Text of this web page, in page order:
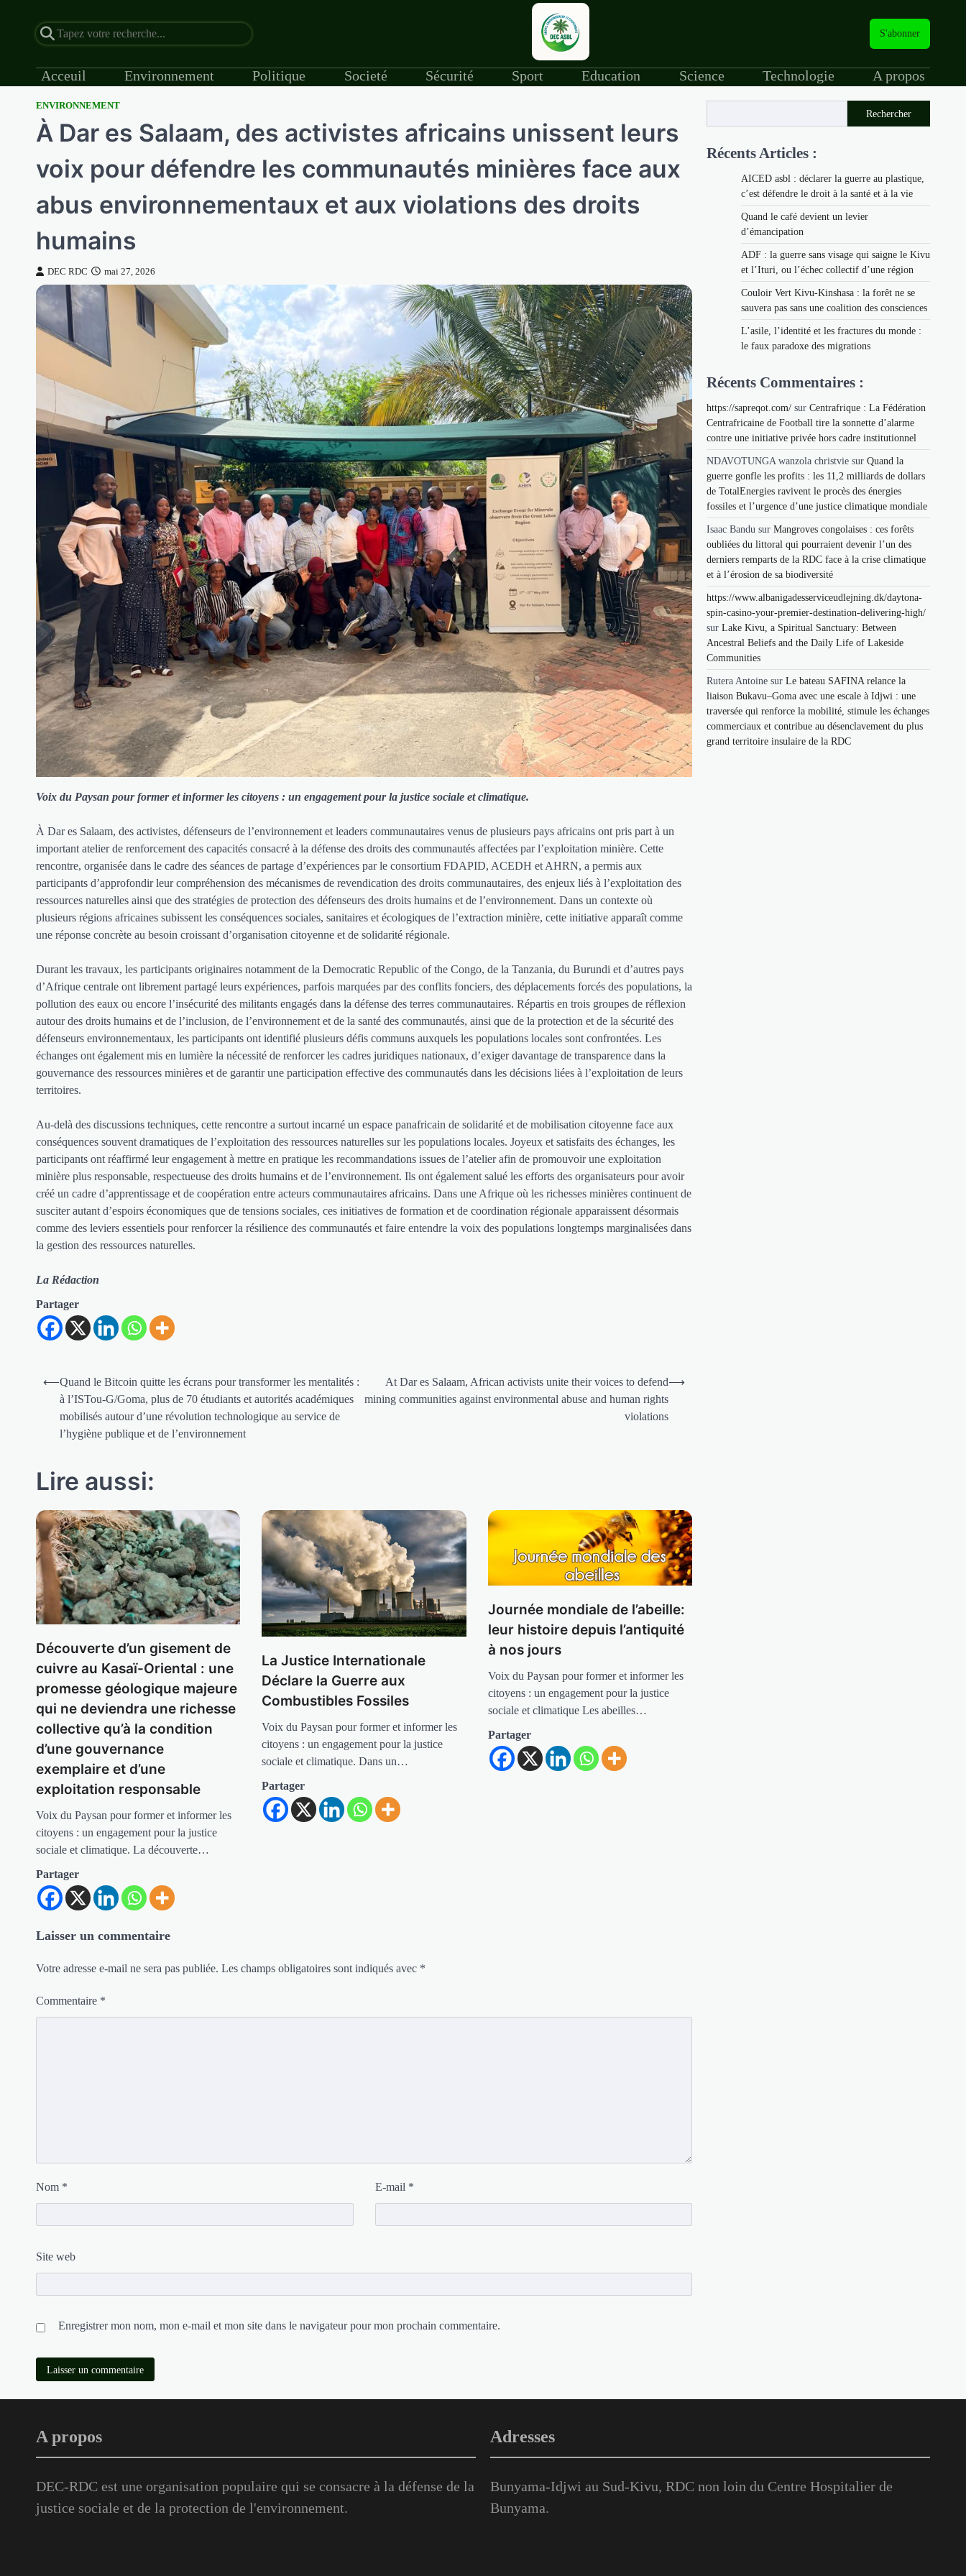
S'abonner
Acceuil Environnement Politique Societé Sécurité Sport Education Science Technologie A propos
ENVIRONNEMENT
À Dar es Salaam, des activistes africains unissent leurs
voix pour défendre les communautés minières face aux
abus environnementaux et aux violations des droits
humains
DEC RDC mai 27, 2026
Voix du Paysan pour former et informer les citoyens : un engagement pour la justice sociale et climatique.
À Dar es Salaam, des activistes, défenseurs de l’environnement et leaders communautaires venus de plusieurs pays africains ont pris part à un
important atelier de renforcement des capacités consacré à la défense des droits des communautés affectées par l’exploitation minière. Cette
rencontre, organisée dans le cadre des séances de partage d’expériences par le consortium FDAPID, ACEDH et AHRN, a permis aux
participants d’approfondir leur compréhension des mécanismes de revendication des droits communautaires, des enjeux liés à l’exploitation des
ressources naturelles ainsi que des stratégies de protection des défenseurs des droits humains et de l’environnement. Dans un contexte où
plusieurs régions africaines subissent les conséquences sociales, sanitaires et écologiques de l’extraction minière, cette initiative apparaît comme
une réponse concrète au besoin croissant d’organisation citoyenne et de solidarité régionale.
Durant les travaux, les participants originaires notamment de la Democratic Republic of the Congo, de la Tanzania, du Burundi et d’autres pays
d’Afrique centrale ont librement partagé leurs expériences, parfois marquées par des conflits fonciers, des déplacements forcés des populations, la
pollution des eaux ou encore l’insécurité des militants engagés dans la défense des terres communautaires. Répartis en trois groupes de réflexion
autour des droits humains et de l’inclusion, de l’environnement et de la santé des communautés, ainsi que de la protection et de la sécurité des
défenseurs environnementaux, les participants ont identifié plusieurs défis communs auxquels les populations locales sont confrontées. Les
échanges ont également mis en lumière la nécessité de renforcer les cadres juridiques nationaux, d’exiger davantage de transparence dans la
gouvernance des ressources minières et de garantir une participation effective des communautés dans les décisions liées à l’exploitation de leurs
territoires.
Au-delà des discussions techniques, cette rencontre a surtout incarné un espace panafricain de solidarité et de mobilisation citoyenne face aux
conséquences souvent dramatiques de l’exploitation des ressources naturelles sur les populations locales. Joyeux et satisfaits des échanges, les
participants ont réaffirmé leur engagement à mettre en pratique les recommandations issues de l’atelier afin de promouvoir une exploitation
minière plus responsable, respectueuse des droits humains et de l’environnement. Ils ont également salué les efforts des organisateurs pour avoir
créé un cadre d’apprentissage et de coopération entre acteurs communautaires africains. Dans une Afrique où les richesses minières continuent de
susciter autant d’espoirs économiques que de tensions sociales, ces initiatives de formation et de coordination régionale apparaissent désormais
comme des leviers essentiels pour renforcer la résilience des communautés et faire entendre la voix des populations longtemps marginalisées dans
la gestion des ressources naturelles.
La Rédaction
Partager
Navigation
l’article
⟵Quand le Bitcoin quitte les écrans pour transformer les mentalités :
à l’ISTou-G/Goma, plus de 70 étudiants et autorités académiques
mobilisés autour d’une révolution technologique au service de
l’hygiène publique et de l’environnement
At Dar es Salaam, African activists unite their voices to defend
mining communities against environmental abuse and human rights
violations
⟶
Lire aussi:
Découverte d’un gisement de
cuivre au Kasaï-Oriental : une
promesse géologique majeure
qui ne deviendra une richesse
collective qu’à la condition
d’une gouvernance
exemplaire et d’une
exploitation responsable
Voix du Paysan pour former et informer les
citoyens : un engagement pour la justice
sociale et climatique. La découverte…
Partager
La Justice Internationale
Déclare la Guerre aux
Combustibles Fossiles
Voix du Paysan pour former et informer les
citoyens : un engagement pour la justice
sociale et climatique. Dans un…
Partager
Journée mondiale de l’abeille:
leur histoire depuis l’antiquité
à nos jours
Voix du Paysan pour former et informer les
citoyens : un engagement pour la justice
sociale et climatique Les abeilles…
Partager
Laisser un commentaire
Votre adresse e-mail ne sera pas publiée. Les champs obligatoires sont indiqués avec *
Commentaire *
Nom * E-mail *
Site web
Enregistrer mon nom, mon e-mail et mon site dans le navigateur pour mon prochain commentaire.
Rechercher
Récents Articles :
AICED asbl : déclarer la guerre au plastique,
c’est défendre le droit à la santé et à la vie
Quand le café devient un levier
d’émancipation
ADF : la guerre sans visage qui saigne le Kivu
et l’Ituri, ou l’échec collectif d’une région
Couloir Vert Kivu-Kinshasa : la forêt ne se
sauvera pas sans une coalition des consciences
L’asile, l’identité et les fractures du monde :
le faux paradoxe des migrations
Récents Commentaires :
https://sapreqot.com/ sur Centrafrique : La Fédération
Centrafricaine de Football tire la sonnette d’alarme
contre une initiative privée hors cadre institutionnel
NDAVOTUNGA wanzola christvie sur Quand la
guerre gonfle les profits : les 11,2 milliards de dollars
de TotalEnergies ravivent le procès des énergies
fossiles et l’urgence d’une justice climatique mondiale
Isaac Bandu sur Mangroves congolaises : ces forêts
oubliées du littoral qui pourraient devenir l’un des
derniers remparts de la RDC face à la crise climatique
et à l’érosion de sa biodiversité
https://www.albanigadesserviceudlejning.dk/daytona-
spin-casino-your-premier-destination-delivering-high/
sur Lake Kivu, a Spiritual Sanctuary: Between
Ancestral Beliefs and the Daily Life of Lakeside
Communities
Rutera Antoine sur Le bateau SAFINA relance la
liaison Bukavu–Goma avec une escale à Idjwi : une
traversée qui renforce la mobilité, stimule les échanges
commerciaux et contribue au désenclavement du plus
grand territoire insulaire de la RDC
A propos
DEC-RDC est une organisation populaire qui se consacre à la défense de la
justice sociale et de la protection de l'environnement.
Adresses
Bunyama-Idjwi au Sud-Kivu, RDC non loin du Centre Hospitalier de
Bunyama.